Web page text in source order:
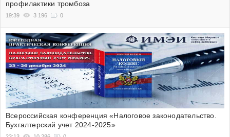
профилактики тромбоза
19:39 3 196 0
Всероссийская конференция «Налоговое законодательство.
Бухгалтерский учет 2024-2025»